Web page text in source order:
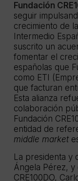
Fundación
seguir
crecimiento de
Intermedio
suscrito un
fomentar el
españolas que
como ETI
que facturan
Esta alianza
colaboración
Fundación
entidad de
middle market
La presidenta y
Ángela Pérez, y
CRE100DO,